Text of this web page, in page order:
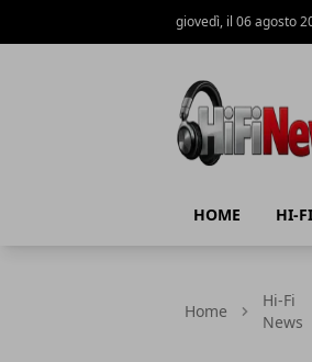
giovedì, il 06 agosto
HOME HI-
Home
Hi-Fi
News